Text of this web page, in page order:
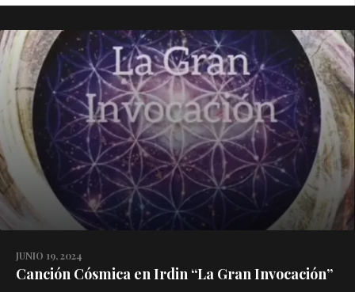
JUNIO 19, 2024
Canción Cósmica en Irdin “La Gran Invocación”